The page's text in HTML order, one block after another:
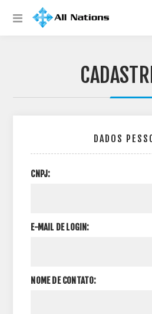
DADOS
CNPJ:
E-MAIL DE LOGIN:
NOME DE CONTATO: